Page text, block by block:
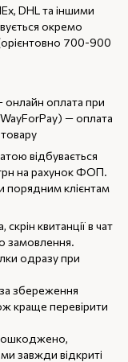
DHL та іншими
окремо
700-900
онлайн оплата при
— оплата
відбувається
на рахунок ФОП.
порядним клієнтам
квитанції в чат
замовлення.
одразу при
збереження
краще перевірити
завжди відкриті